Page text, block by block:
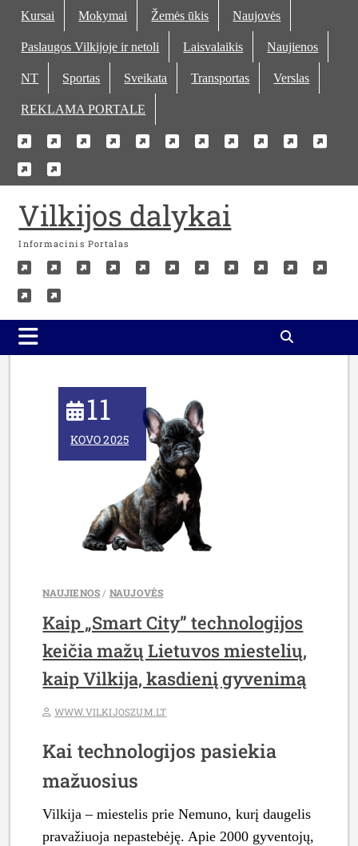
Skip
content
Kursai Mokymai Žemės ūkis Naujovės
Paslaugos Vilkijoje ir netoli Laisvalaikis Naujienos
NT Sportas Sveikata Transportas Verslas
REKLAMA PORTALE
Kursai
Mokymai
ŽemėsNaujovės
Paslaugos
netoli
Laisvalaikis
Naujienos
NT Sportas
Verslas
REKLAMA
Vilkijos dalykai
Informacinis Portalas
Kursai
Mokymai
ŽemėsNaujovės
Paslaugos
ir
Laisvalaikis
Naujienos
NT Sportas
Verslas
REKLAMA
PORTALE
11
KOVO 2025
NAUJIENOS / NAUJOVĖS
Kaip „Smart City” technologijos
keičia mažų Lietuvos miestelių,
kaip Vilkija, kasdienį gyvenimą
WWW.VILKIJOSZUM.LT
Kai technologijos pasiekia
mažuosius
Vilkija – miestelis prie Nemuno, kurį daugelis
pravažiuoja nepastebėję. Apie 2000 gyventojų,